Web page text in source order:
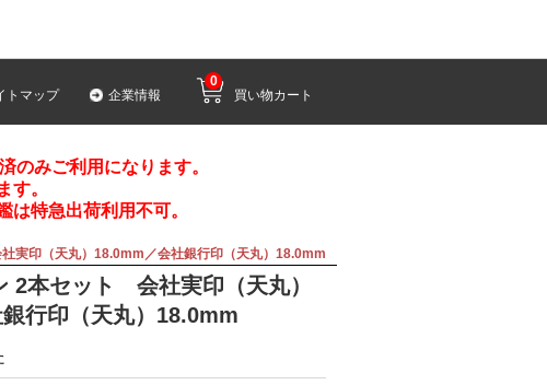
トマップ 企業情報 買い物カート
0
のみご利用になります。
す。
特急出荷利用不可。
実印（天丸）18.0mm／会社銀行印（天丸）18.0mm
2本セット 会社実印（天丸）
行印（天丸）18.0mm